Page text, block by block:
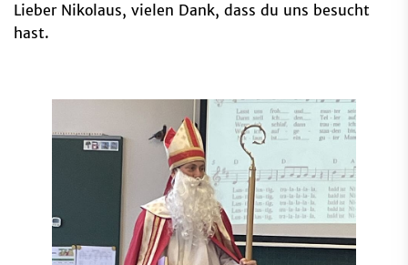
Lieber Nikolaus, vielen Dank, dass du uns besucht
hast.